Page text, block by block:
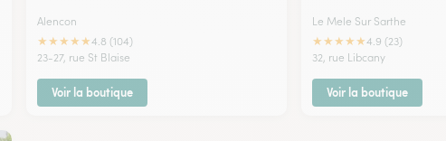
Alencon
★★★★★4.8 (104)
23-27, rue St Blaise
Voir la boutique
Le Mele Sur Sarthe
★★★★★4.9 (23)
32, rue Libcany
Voir la boutique